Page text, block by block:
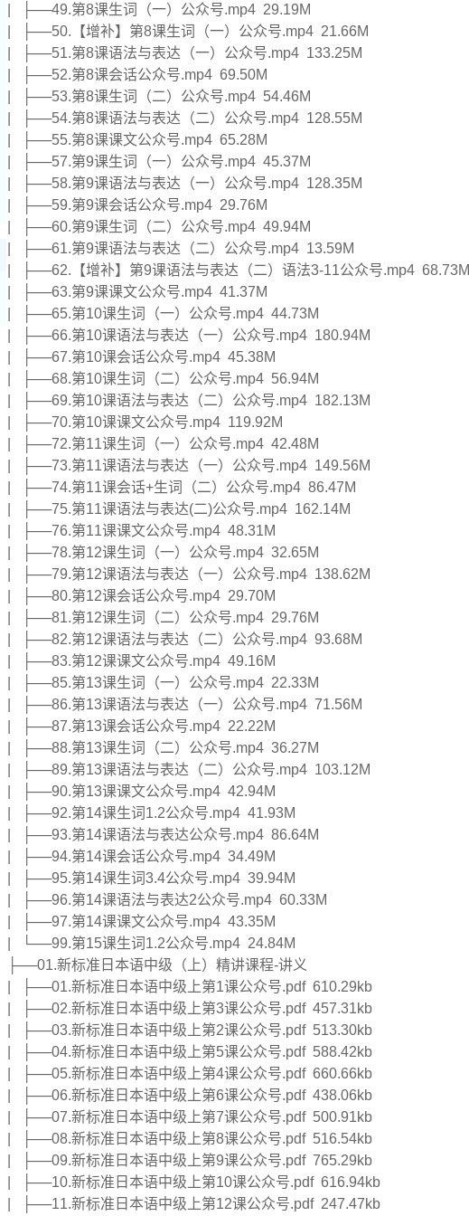
| ├──49.第8课生词（一）公众号.mp4 29.19M
| ├──50.【增补】第8课生词（一）公众号.mp4 21.66M
| ├──51.第8课语法与表达（一）公众号.mp4 133.25M
| ├──52.第8课会话公众号.mp4 69.50M
| ├──53.第8课生词（二）公众号.mp4 54.46M
| ├──54.第8课语法与表达（二）公众号.mp4 128.55M
| ├──55.第8课课文公众号.mp4 65.28M
| ├──57.第9课生词（一）公众号.mp4 45.37M
| ├──58.第9课语法与表达（一）公众号.mp4 128.35M
| ├──59.第9课会话公众号.mp4 29.76M
| ├──60.第9课生词（二）公众号.mp4 49.94M
| ├──61.第9课语法与表达（二）公众号.mp4 13.59M
| ├──62.【增补】第9课语法与表达（二）语法3-11公众号.mp4 68.73M
| ├──63.第9课课文公众号.mp4 41.37M
| ├──65.第10课生词（一）公众号.mp4 44.73M
| ├──66.第10课语法与表达（一）公众号.mp4 180.94M
| ├──67.第10课会话公众号.mp4 45.38M
| ├──68.第10课生词（二）公众号.mp4 56.94M
| ├──69.第10课语法与表达（二）公众号.mp4 182.13M
| ├──70.第10课课文公众号.mp4 119.92M
| ├──72.第11课生词（一）公众号.mp4 42.48M
| ├──73.第11课语法与表达（一）公众号.mp4 149.56M
| ├──74.第11课会话+生词（二）公众号.mp4 86.47M
| ├──75.第11课语法与表达(二)公众号.mp4 162.14M
| ├──76.第11课课文公众号.mp4 48.31M
| ├──78.第12课生词（一）公众号.mp4 32.65M
| ├──79.第12课语法与表达（一）公众号.mp4 138.62M
| ├──80.第12课会话公众号.mp4 29.70M
| ├──81.第12课生词（二）公众号.mp4 29.76M
| ├──82.第12课语法与表达（二）公众号.mp4 93.68M
| ├──83.第12课课文公众号.mp4 49.16M
| ├──85.第13课生词（一）公众号.mp4 22.33M
| ├──86.第13课语法与表达（一）公众号.mp4 71.56M
| ├──87.第13课会话公众号.mp4 22.22M
| ├──88.第13课生词（二）公众号.mp4 36.27M
| ├──89.第13课语法与表达（二）公众号.mp4 103.12M
| ├──90.第13课课文公众号.mp4 42.94M
| ├──92.第14课生词1.2公众号.mp4 41.93M
| ├──93.第14课语法与表达公众号.mp4 86.64M
| ├──94.第14课会话公众号.mp4 34.49M
| ├──95.第14课生词3.4公众号.mp4 39.94M
| ├──96.第14课语法与表达2公众号.mp4 60.33M
| ├──97.第14课课文公众号.mp4 43.35M
| └──99.第15课生词1.2公众号.mp4 24.84M
├──01.新标准日本语中级（上）精讲课程-讲义
| ├──01.新标准日本语中级上第1课公众号.pdf 610.29kb
| ├──02.新标准日本语中级上第3课公众号.pdf 457.31kb
| ├──03.新标准日本语中级上第2课公众号.pdf 513.30kb
| ├──04.新标准日本语中级上第5课公众号.pdf 588.42kb
| ├──05.新标准日本语中级上第4课公众号.pdf 660.66kb
| ├──06.新标准日本语中级上第6课公众号.pdf 438.06kb
| ├──07.新标准日本语中级上第7课公众号.pdf 500.91kb
| ├──08.新标准日本语中级上第8课公众号.pdf 516.54kb
| ├──09.新标准日本语中级上第9课公众号.pdf 765.29kb
| ├──10.新标准日本语中级上第10课公众号.pdf 616.94kb
| ├──11.新标准日本语中级上第12课公众号.pdf 247.47kb